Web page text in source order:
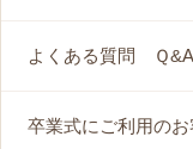
よくある質問 Ｑ&A
卒業式にご利用のお